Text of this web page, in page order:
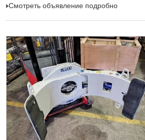
Смотреть объявление подробно